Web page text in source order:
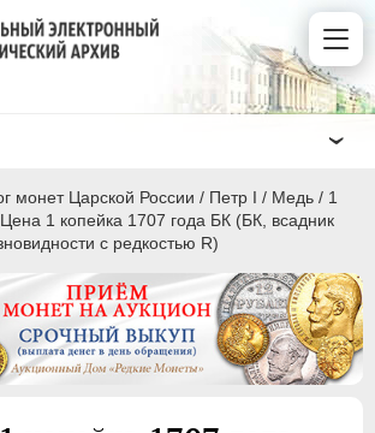
монет Царской России / Пeтр I / Медь / 1
Цена 1 копейка 1707 года БК (БК, всадник
с редкостью R)